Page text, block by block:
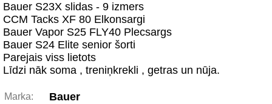
Bauer S23X slidas - 9 izmers
CCM Tacks XF 80 Elkonsargi
Bauer Vapor S25 FLY40 Plecsargs
Bauer S24 Elite senior šorti
Parejais viss lietots
Līdzi nāk soma , treniņkrekli , getras un nūja.
Marka: Bauer